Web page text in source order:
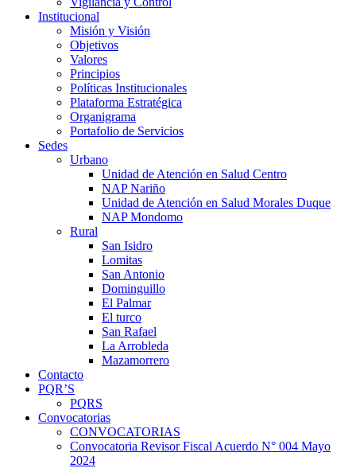
Institucional
Misión y Visión
Objetivos
Valores
Principios
Políticas Institucionales
Plataforma Estratégica
Organigrama
Portafolio de Servicios
Sedes
Urbano
Unidad de Atención en Salud Centro
NAP Nariño
Unidad de Atención en Salud Morales Duque
NAP Mondomo
Rural
San Isidro
Lomitas
San Antonio
Dominguillo
El Palmar
El turco
San Rafael
La Arrobleda
Mazamorrero
Contacto
PQR’S
PQRS
Convocatorias
CONVOCATORIAS
Convocatoria Revisor Fiscal Acuerdo N° 004 Mayo
2024